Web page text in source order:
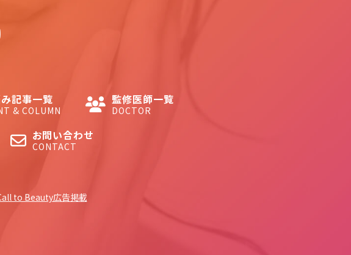
記事一覧
& COLUMN
監修医師一覧
DOCTOR
お問い合わせ
CONTACT
to Beauty広告掲載